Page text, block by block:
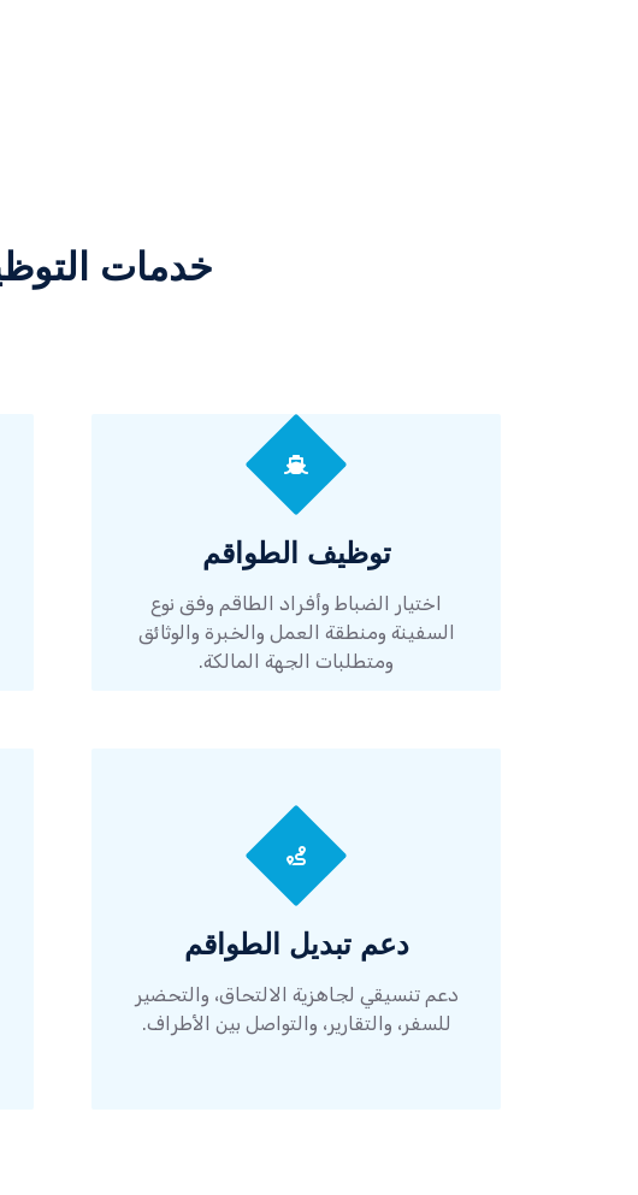
خدمات
توظيف الطواقم
اختيار الضباط وأفراد الطاقم وفق نوع
السفينة ومنطقة العمل والخبرة والوثائق
ومتطلبات الجهة المالكة.
دعم تبديل الطواقم
دعم تنسيقي لجاهزية الالتحاق، والتحضير
للسفر، والتقارير، والتواصل بين الأطراف.